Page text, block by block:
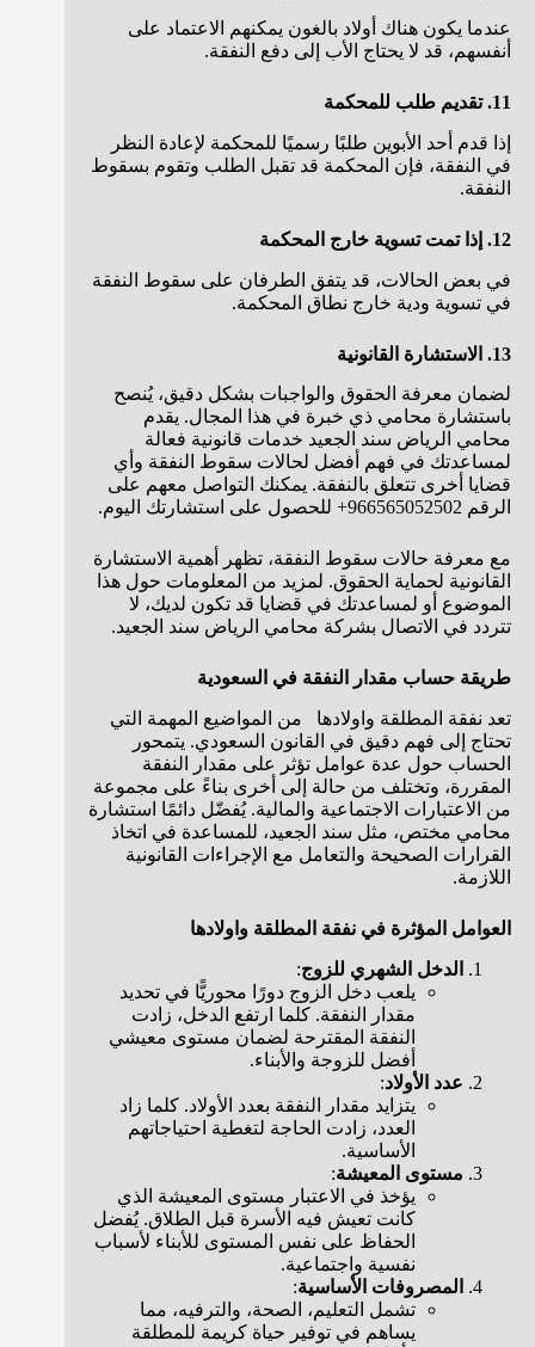
عندما يكون هناك أولاد بالغون يمكنهم الاعتماد على
أنفسهم، قد لا يحتاج الأب إلى دفع النفقة.
11. تقديم طلب للمحكمة
إذا قدم أحد الأبوين طلبًا رسميًا للمحكمة لإعادة النظر
في النفقة، فإن المحكمة قد تقبل الطلب وتقوم بسقوط
النفقة.
12. إذا تمت تسوية خارج المحكمة
في بعض الحالات، قد يتفق الطرفان على سقوط النفقة
في تسوية ودية خارج نطاق المحكمة.
13. الاستشارة القانونية
لضمان معرفة الحقوق والواجبات بشكل دقيق، يُنصح
باستشارة محامي ذي خبرة في هذا المجال. يقدم
محامي الرياض سند الجعيد خدمات قانونية فعالة
لمساعدتك في فهم أفضل لحالات سقوط النفقة وأي
قضايا أخرى تتعلق بالنفقة. يمكنك التواصل معهم على
الرقم 966565052502+ للحصول على استشارتك اليوم.
مع معرفة حالات سقوط النفقة، تظهر أهمية الاستشارة
القانونية لحماية الحقوق. لمزيد من المعلومات حول هذا
الموضوع أو لمساعدتك في قضايا قد تكون لديك، لا
تتردد في الاتصال بشركة محامي الرياض سند الجعيد.
طريقة حساب مقدار النفقة في السعودية
تعد نفقة المطلقة واولادها من المواضيع المهمة التي
تحتاج إلى فهم دقيق في القانون السعودي. يتمحور
الحساب حول عدة عوامل تؤثر على مقدار النفقة
المقررة، وتختلف من حالة إلى أخرى بناءً على مجموعة
من الاعتبارات الاجتماعية والمالية. يُفضّل دائمًا استشارة
محامي مختص، مثل سند الجعيد، للمساعدة في اتخاذ
القرارات الصحيحة والتعامل مع الإجراءات القانونية
اللازمة.
العوامل المؤثرة في نفقة المطلقة واولادها
الدخل الشهري للزوج:
يلعب دخل الزوج دورًا محوريًّا في تحديد
مقدار النفقة. كلما ارتفع الدخل، زادت
النفقة المقترحة لضمان مستوى معيشي
أفضل للزوجة والأبناء.
عدد الأولاد:
يتزايد مقدار النفقة بعدد الأولاد. كلما زاد
العدد، زادت الحاجة لتغطية احتياجاتهم
الأساسية.
مستوى المعيشة:
يؤخذ في الاعتبار مستوى المعيشة الذي
كانت تعيش فيه الأسرة قبل الطلاق. يُفضل
الحفاظ على نفس المستوى للأبناء لأسباب
نفسية واجتماعية.
المصروفات الأساسية:
تشمل التعليم، الصحة، والترفيه، مما
يساهم في توفير حياة كريمة للمطلقة